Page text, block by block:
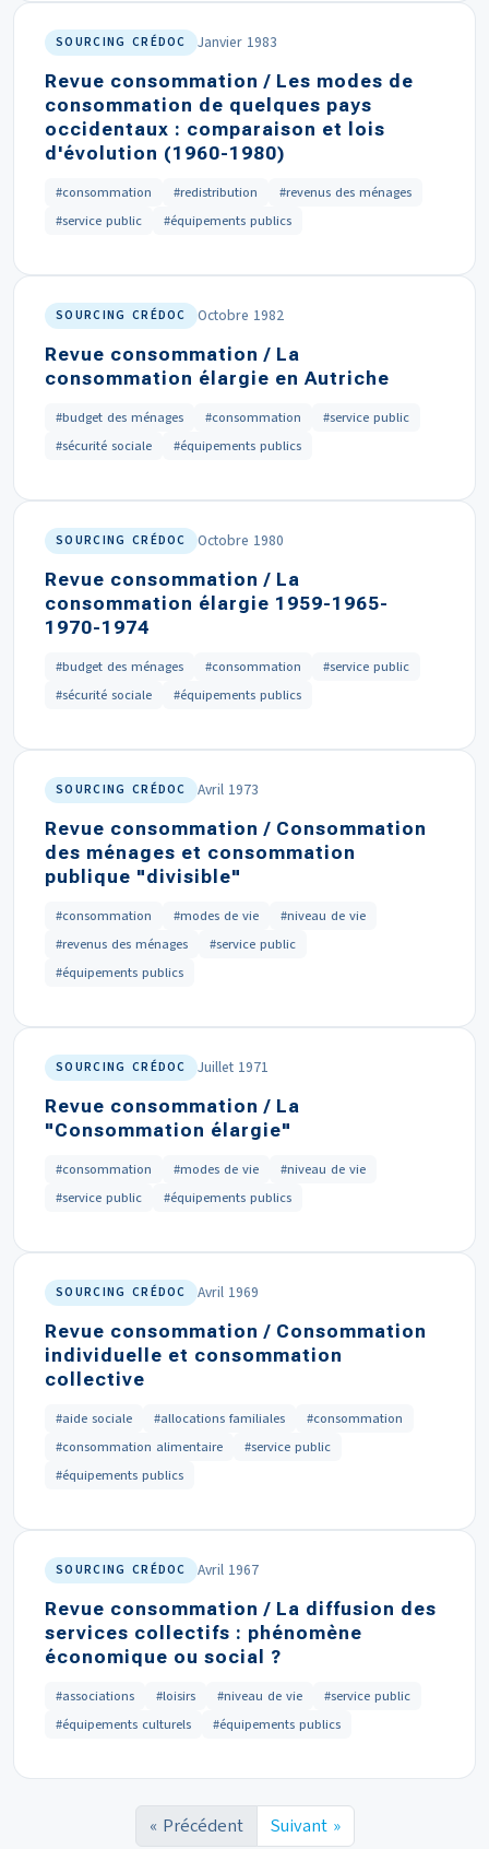
SOURCING CRÉDOC Janvier 1983
Revue consommation / Les modes de
consommation de quelques pays
occidentaux : comparaison et lois
d'évolution (1960-1980)
#consommation #redistribution
#revenus des ménages
#service public
#équipements publics
SOURCING CRÉDOC Octobre 1982
Revue consommation / La
consommation élargie en Autriche
#budget des ménages #consommation
#service public
#sécurité sociale
#équipements publics
SOURCING CRÉDOC Octobre 1980
Revue consommation / La
consommation élargie 1959-1965-
1970-1974
#budget des ménages #consommation
#service public
#sécurité sociale
#équipements publics
SOURCING CRÉDOC Avril 1973
Revue consommation / Consommation
des ménages et consommation
publique "divisible"
#consommation #modes de vie
#niveau de vie
#revenus des ménages
#service public
#équipements publics
SOURCING CRÉDOC Juillet 1971
Revue consommation / La
"Consommation élargie"
#consommation #modes de vie
#niveau de vie
#service public
#équipements publics
SOURCING CRÉDOC Avril 1969
Revue consommation / Consommation
individuelle et consommation
collective
#aide sociale #allocations familiales
#consommation
#consommation alimentaire
#service public
#équipements publics
SOURCING CRÉDOC Avril 1967
Revue consommation / La diffusion des
services collectifs : phénomène
économique ou social ?
#associations #loisirs #niveau de vie
#service public
#équipements culturels
#équipements publics
« Précédent Suivant »